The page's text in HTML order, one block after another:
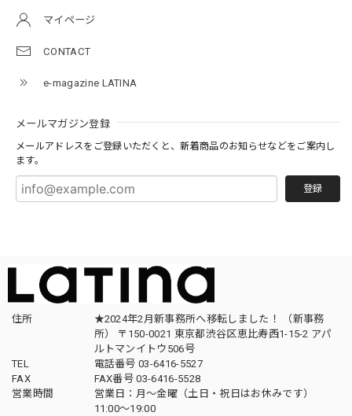
マイページ
CONTACT
e-magazine LATINA
メールマガジン登録
メールアドレスをご登録いただくと、新着商品のお知らせなどをご案内し
ます。
登録
住所
★2024年2月新事務所へ移転しました！ （新事務
所） 〒150-0021 東京都渋谷区恵比寿西1-15-2 アパ
ルトマンイトウ506号
TEL
電話番号 03-6416-5527
FAX
FAX番号 03-6416-5528
営業時間
営業日：月〜金曜（土日・祝日はお休みです）
11:00〜19:00